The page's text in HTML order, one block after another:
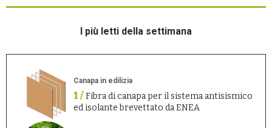
I più letti della settimana
Canapa in edilizia
1 /Fibra di canapa per il sistema antisismico
ed isolante brevettato da ENEA